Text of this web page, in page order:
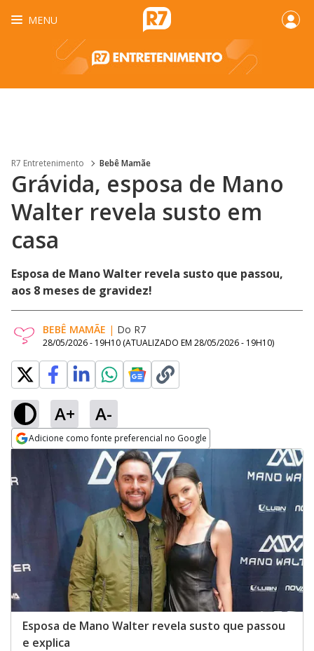
MENU
R7 Entretenimento Bebê Mamãe
Grávida, esposa de Mano
Walter revela susto em
casa
Esposa de Mano Walter revela susto que passou,
aos 8 meses de gravidez!
BEBÊ MAMÃE | Do R7
28/05/2026 - 19H10 (ATUALIZADO EM 28/05/2026 - 19H10)
A+ A-
Adicione como fonte preferencial no Google
Opens in new window
Esposa de Mano Walter revela susto que passou
e explica